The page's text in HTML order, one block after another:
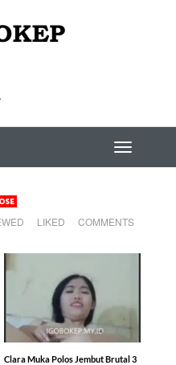
LIKED COMMENTS
Clara Muka Polos Jembut Brutal 3